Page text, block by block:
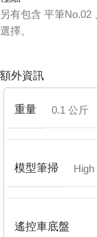
另有包含 平筆
選擇。
額外資訊
重量 0.1 公斤
模型筆掃 High
遙控車底盤